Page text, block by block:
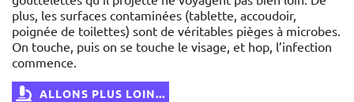
plus, les surfaces contaminées (tablette, accoudoir,
poignée de toilettes) sont de véritables pièges à microbes.
On touche, puis on se touche le visage, et hop, l’infection
commence.
ALLONS PLUS LOIN...